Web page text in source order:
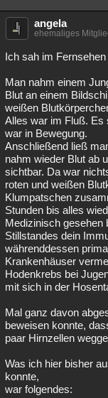
angela
ehemaliges
Ich sah im
Man nahm einem
Blut an einem
weißen
Alles war im Fluß. Es
war in Bewegung.
Anschließend ließ
nahm wieder Blut ab
sichtbar. Da war
roten und weißen
Klumpatschen
Stunden bis alles
Medizinisch gesehen
Stillstandes dein
währenddessen
Krankenhäuser
Hodenkrebs bei
mit sich in der
Mal ganz davon
beweisen konnte,
paar Hirnzellen
Was ich hier bisher
konnte,
war folgendes: